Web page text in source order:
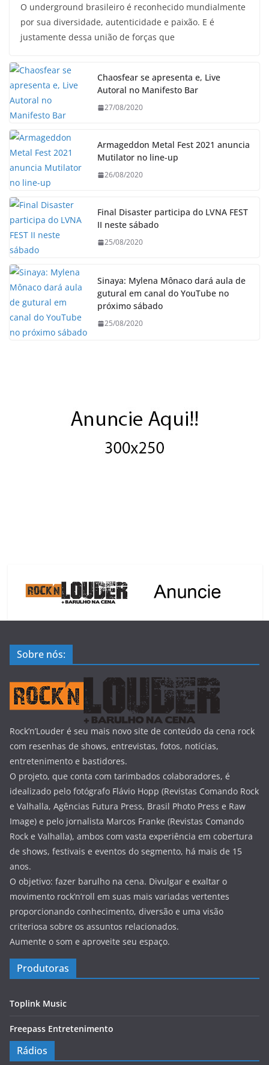
O underground brasileiro é reconhecido mundialmente
por sua diversidade, autenticidade e paixão. E é
justamente dessa união de forças que
Chaosfear se apresenta e, Live
Autoral no Manifesto Bar
27/08/2020
Armageddon Metal Fest 2021 anuncia
Mutilator no line-up
26/08/2020
Final Disaster participa do LVNA FEST
II neste sábado
25/08/2020
Sinaya: Mylena Mônaco dará aula de
gutural em canal do YouTube no
próximo sábado
25/08/2020
Sobre nós:
Rock’n’Louder é seu mais novo site de conteúdo da cena rock
com resenhas de shows, entrevistas, fotos, notícias,
entretenimento e bastidores.
O projeto, que conta com tarimbados colaboradores, é
idealizado pelo fotógrafo Flávio Hopp (Revistas Comando Rock
e Valhalla, Agências Futura Press, Brasil Photo Press e Raw
Image) e pelo jornalista Marcos Franke (Revistas Comando
Rock e Valhalla), ambos com vasta experiência em cobertura
de shows, festivais e eventos do segmento, há mais de 15
anos.
O objetivo: fazer barulho na cena. Divulgar e exaltar o
movimento rock’n’roll em suas mais variadas vertentes
proporcionando conhecimento, diversão e uma visão
criteriosa sobre os assuntos relacionados.
Aumente o som e aproveite seu espaço.
Produtoras
Toplink Music
Freepass Entretenimento
Rádios